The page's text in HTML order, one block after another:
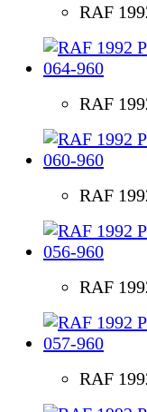
RAF
RAF
RAF
RAF
RAF